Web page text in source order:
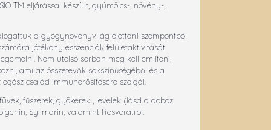
TM eljárással készült, gyümölcs-, növény-,
a gyógynövényvilág élettani szempontból
jótékony esszenciák felületaktivitását
Nem utolsó sorban meg kell említeni,
ami az összetevők sokszínűségéből és a
család immunerősítésére szolgál.
fűszerek, gyökerek , levelek (lásd a doboz
Sylimarin, valamint Resveratrol.